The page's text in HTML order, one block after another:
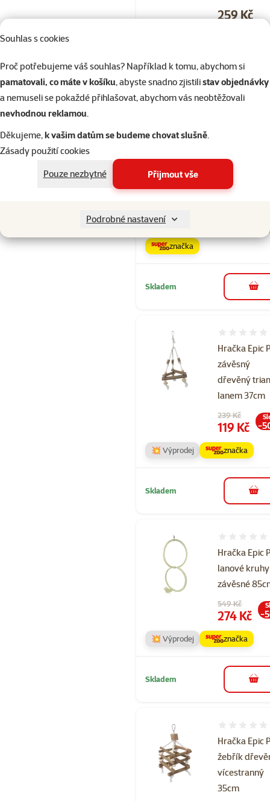
Souhlas s cookies
Proč potřebujeme váš souhlas? Například k tomu, abychom si
pamatovali, co máte v košíku, abyste snadno zjistilistav objednávky
a nemuseli se pokaždé přihlašovat, abychom vás neobtěžovali
nevhodnou reklamou.
Děkujeme,k vašim datům se budeme chovat slušně.
Zásady použití cookies
Pouze nezbytné
Přijmout vše
Podrobné nastavení
Cena
259 Kč
Skladem do
dřívky 70cm
značka
Skladem do
Hračka Epic
závěsný
dřevěný
lanem 37cm
Původní cena
239 Kč
Cena
119 Kč -
💥 Výprodej značka
Skladem do
Hračka Epic
lanové kruhy
závěsné
Původní cena
549 Kč
Cena
274 Kč -
💥 Výprodej značka
Skladem do
Hračka Epic
žebřík
vícestranný
35cm